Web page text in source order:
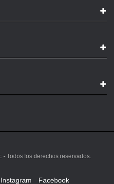
- Todos los derechos reservados.
Instagram Facebook